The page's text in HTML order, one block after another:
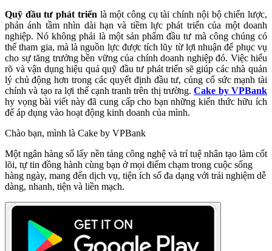
Quỹ đầu tư phát triển là một công cụ tài chính nội bộ chiến lược,
phản ánh tầm nhìn dài hạn và tiềm lực phát triển của một doanh
nghiệp. Nó không phải là một sản phẩm đầu tư mà công chúng có
thể tham gia, mà là nguồn lực được tích lũy từ lợi nhuận để phục vụ
cho sự tăng trưởng bền vững của chính doanh nghiệp đó. Việc hiểu
rõ và vận dụng hiệu quả quỹ đầu tư phát triển sẽ giúp các nhà quản
lý chủ động hơn trong các quyết định đầu tư, củng cố sức mạnh tài
chính và tạo ra lợi thế cạnh tranh trên thị trường.Cake by VPBank
hy vọng bài viết này đã cung cấp cho bạn những kiến thức hữu ích
để áp dụng vào hoạt động kinh doanh của mình.
Chào bạn, mình là Cake by VPBank
Một ngân hàng số lấy nền tảng công nghệ và trí tuệ nhân tạo làm cốt
lõi, tự tin đồng hành cùng bạn ở mọi điểm chạm trong cuộc sống
hàng ngày, mang đến dịch vụ, tiện ích số đa dạng với trải nghiệm dễ
dàng, nhanh, tiện và liền mạch.